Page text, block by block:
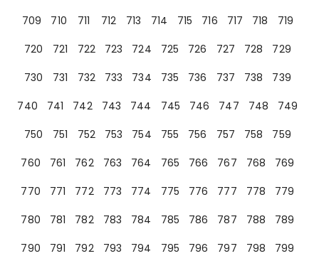
709
710 711 712 713 714 715 716 717 718
719
720
721 722 723 724 725 726 727 728
729
730
731 732 733 734 735 736 737 738
739
740
741 742 743 744 745 746 747 748
749
750
751 752 753 754 755 756 757 758
759
760
761 762 763 764 765 766 767 768
769
770
771 772 773 774 775 776 777 778
779
780
781 782 783 784 785 786 787 788
789
790
791 792 793 794 795 796 797 798
799